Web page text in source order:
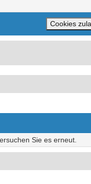
Sie es erneut.